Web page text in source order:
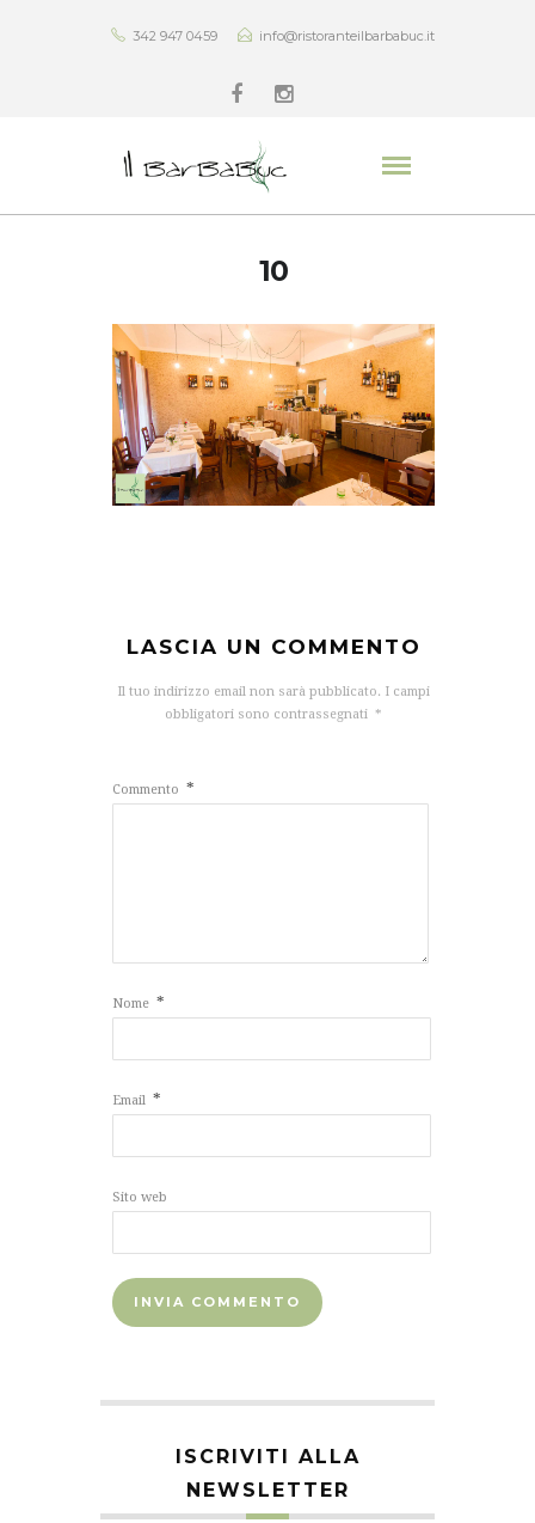
342 947 0459 info@ristoranteilbarbabuc.it
10
LASCIA UN COMMENTO
Il tuo indirizzo email non sarà pubblicato. I campi
obbligatori sono contrassegnati *
Commento *
Nome *
Email *
Sito web
ISCRIVITI ALLA
NEWSLETTER